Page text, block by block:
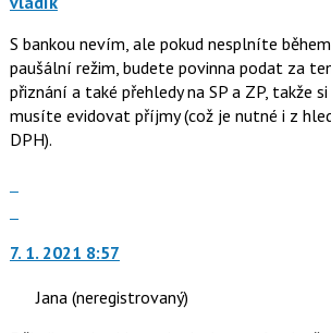
S bankou nevím, ale pokud nesplníte
paušální režim, budete povinna podat za
přiznání a také přehledy na SP a ZP, takže
musíte evidovat příjmy (což je nutné i z
DPH).
další
názor.
7. 1. 2021 8:57
Jana (neregistrovaný)